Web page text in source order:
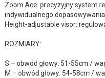
Zoom Ace: precyzyjny system
indywidualnego dopasowywania
Height-adjustable visor:
ROZMIARY:
S – obwód głowy: 51-55cm /
M – obwód głowy: 54-58cm /